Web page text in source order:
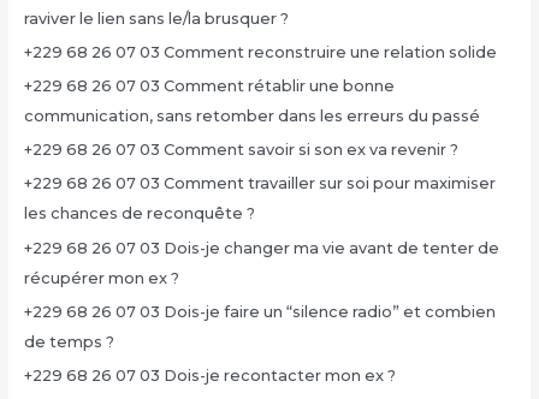
raviver le lien sans le/la brusquer ?
+229 68 26 07 03 Comment reconstruire une relation solide
+229 68 26 07 03 Comment rétablir une bonne
communication, sans retomber dans les erreurs du passé
+229 68 26 07 03 Comment savoir si son ex va revenir ?
+229 68 26 07 03 Comment travailler sur soi pour maximiser
les chances de reconquête ?
+229 68 26 07 03 Dois-je changer ma vie avant de tenter de
récupérer mon ex ?
+229 68 26 07 03 Dois-je faire un “silence radio” et combien
de temps ?
+229 68 26 07 03 Dois-je recontacter mon ex ?